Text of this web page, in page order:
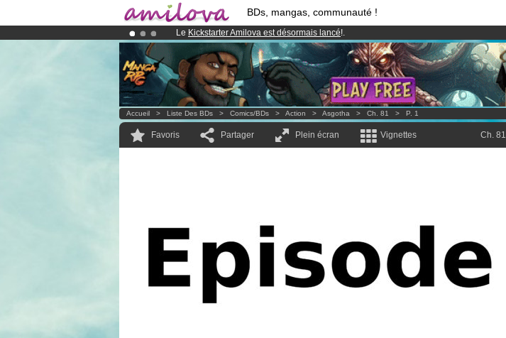
BDs, mangas, communauté !
Le Kickstarter Amilova est désormais lancé!.
Abonnement premium: à partir de3.95 eurospar mois !Clique ici pour t'abonner
Déjà 134393membreset 1208BDs & Mangas!
Accueil > Liste Des BDs > Comics/BDs > Action > Asgotha > Ch. 81 > P. 1
Favoris Partager Plein écran Vignettes Ch. 81